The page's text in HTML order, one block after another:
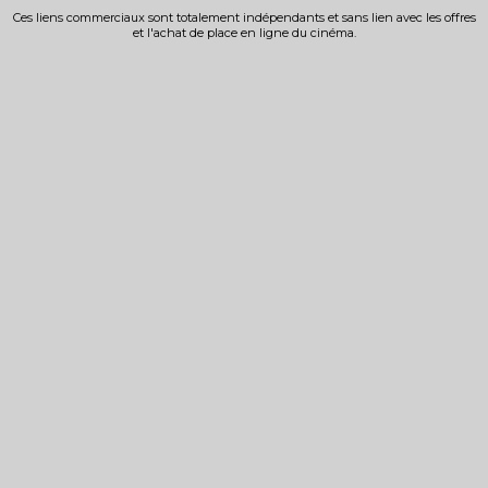
Ces liens commerciaux sont totalement indépendants et sans lien avec les offres
et l'achat de place en ligne du cinéma.